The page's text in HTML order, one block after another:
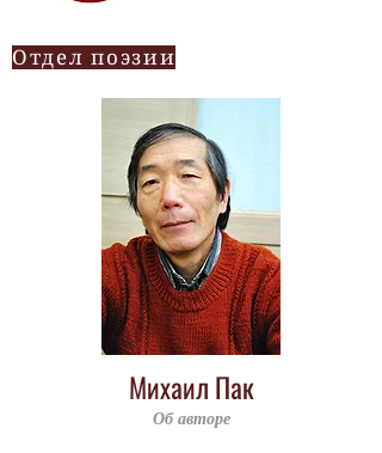
Отдел поэзии
Михаил Пак
Об авторе